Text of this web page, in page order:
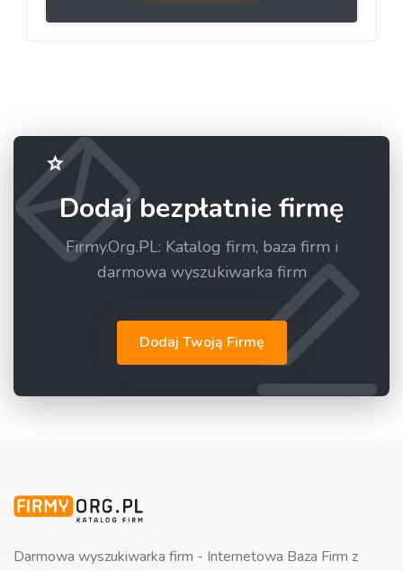
Dodaj bezpłatnie firmę
Firmy.Org.PL: Katalog firm, baza firm i
darmowa wyszukiwarka firm
Dodaj Twoją Firmę
Darmowa wyszukiwarka firm - Internetowa Baza Firm z